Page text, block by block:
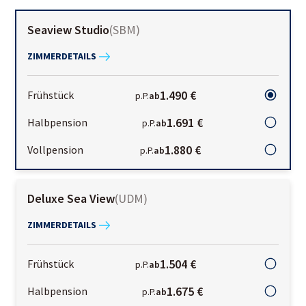
Seaview Studio(SBM)
ZIMMERDETAILS
Frühstück p.P.ab1.490 €
Halbpension p.P.ab1.691 €
Vollpension p.P.ab1.880 €
Deluxe Sea View(UDM)
ZIMMERDETAILS
Frühstück p.P.ab1.504 €
Halbpension p.P.ab1.675 €